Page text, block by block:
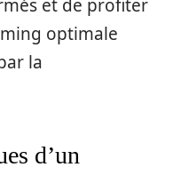
et de profiter
optimale
la
d’un